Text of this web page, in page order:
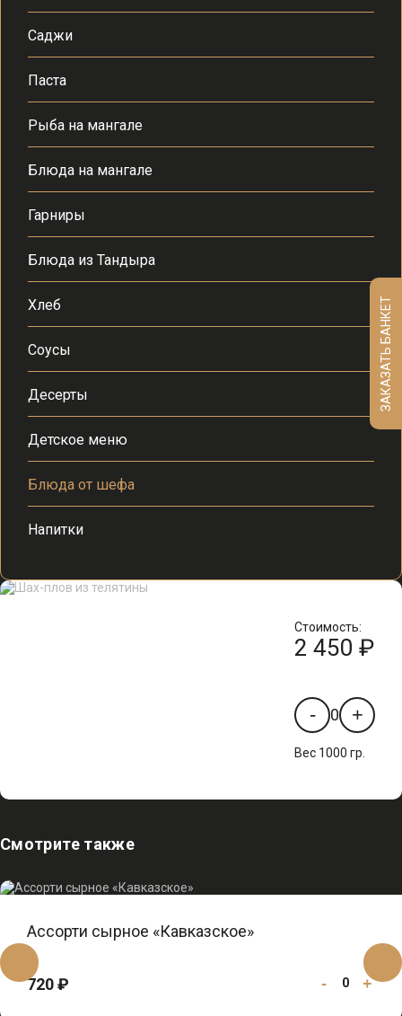
Саджи
Паста
Рыба на мангале
Блюда на мангале
Гарниры
Блюда из Тандыра
Хлеб
Соусы
Десерты
Детское меню
Блюда от шефа
Напитки
Стоимость:
2 450 ₽
- 0 +
Вес 1000 гр.
Смотрите также
Ассорти сырное «Кавказское»
720 ₽ - 0 +
ЗАКАЗАТЬ БАНКЕТ